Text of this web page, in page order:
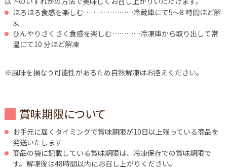
ほろほろ食感を楽しむ…………………冷蔵庫にて5～8 時間ほど解
凍
ひんやりさくさく食感を楽しむ…………冷凍庫から取り出して常
温にて10 分ほど解凍
※風味を損なう可能性があるため自然解凍はお控えください。
賞味期限について
お手元に届くタイミングで賞味期限が10日以上残っている商品を
発送いたします
商品の袋に記載している賞味期限は、冷凍保存での賞味期限で
す。解凍後は48時間以内にお召し上がりください。